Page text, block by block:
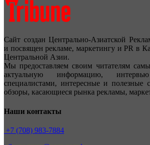
Сайт создан Центрально-Азиатской
и посвящен рекламе, маркетингу и PR в
Центральной Азии.
Мы предоставляем своим читателям
актуальную информацию,
специалистами, интересные и полезные
обзоры, касающиеся рынка рекламы,
Наши контакты
+7 (708) 983-7884